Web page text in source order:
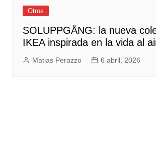
Otros
SOLUPPGÅNG: la nueva
IKEA inspirada en la vida al
Matias Perazzo 6 abril, 2026